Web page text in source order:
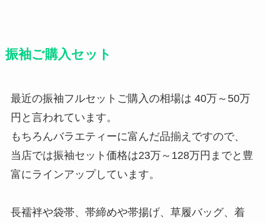
振袖ご購入セット
最近の振袖フルセットご購入の相場は 40万～50万
円と言われています。
もちろんバラエティーに富んだ品揃えですので、
当店では振袖セット価格は23万～128万円までと豊
富にラインアップしています。
長襦袢や袋帯、帯締めや帯揚げ、草履バッグ、着